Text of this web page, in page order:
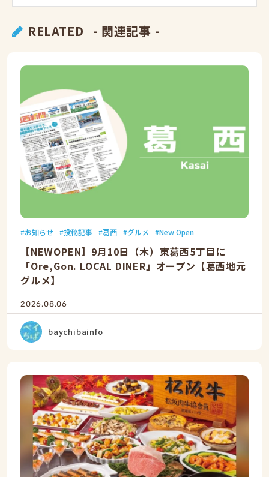
RELATED - 関連記事 -
お知らせ 投稿記事 葛西 グルメ New Open
【NEWOPEN】9月10日（木）東葛西5丁目に
「Ore,Gon. LOCAL DINER」オープン【葛西地元
グルメ】
2026.08.06
baychibainfo